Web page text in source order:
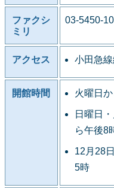
ファクシ
ミリ
03-5450-
アクセス 小田急
開館時間 火曜日
日曜日
ら午後8
12月28
5時